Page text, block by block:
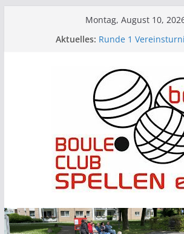
Montag, August 10,
Aktuelles: Runde 1
BCS beim Picknick im
Runde 2